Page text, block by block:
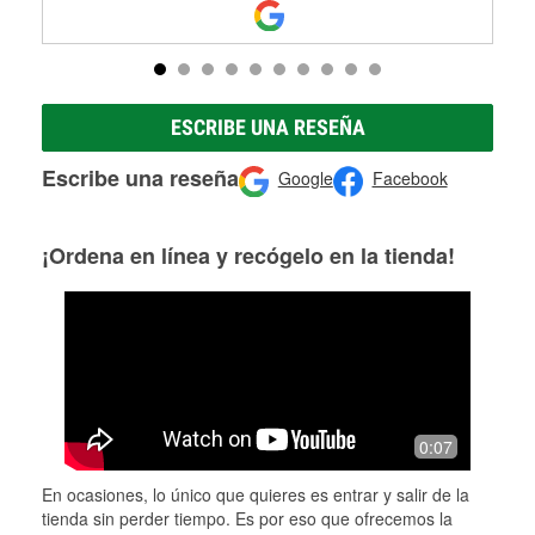
ESCRIBE UNA RESEÑA
Escribe una reseña Google Facebook
¡Ordena en línea y recógelo en la tienda!
0:07
En ocasiones, lo único que quieres es entrar y salir de la
tienda sin perder tiempo. Es por eso que ofrecemos la